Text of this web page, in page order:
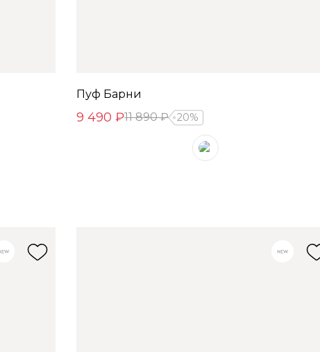
Пуф Барни
9 490 ₽11 890 ₽ 20%